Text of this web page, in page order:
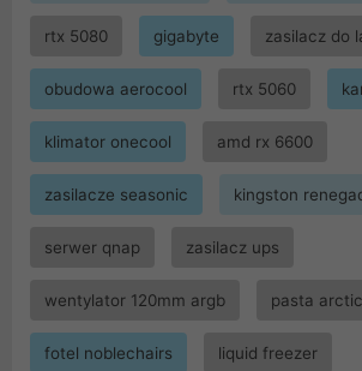
rtx 5080 gigabyte zasilacz do
obudowa aerocool rtx 5060
klimator onecool amd rx 6600
zasilacze seasonic kingston
serwer qnap zasilacz ups
wentylator 120mm argb pasta arctic
fotel noblechairs liquid freezer